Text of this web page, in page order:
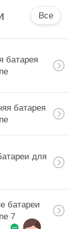
Все
батарея
батарея
для
батареи
7